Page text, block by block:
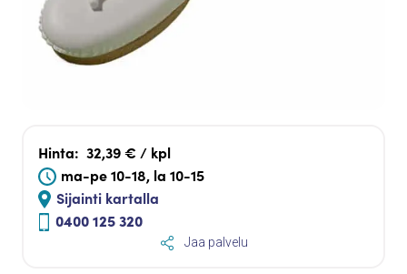
Hinta: 32,39 € / kpl
ma-pe 10-18, la 10-15
Sijainti kartalla
0400 125 320
Jaa palvelu